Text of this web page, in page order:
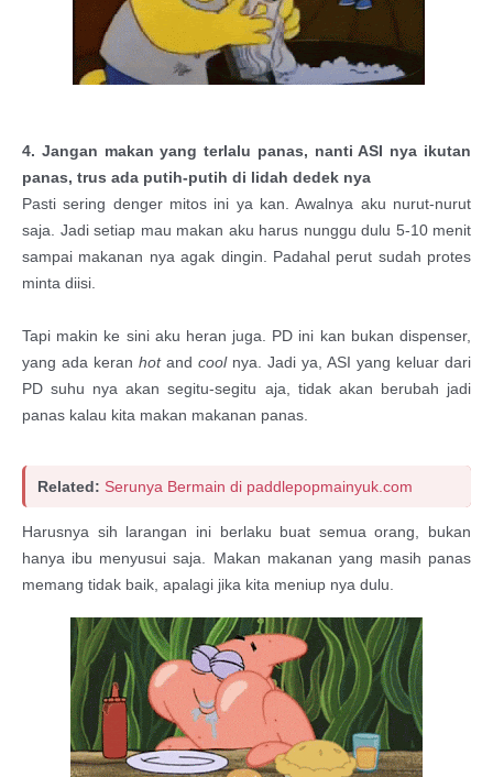
4. Jangan makan yang terlalu panas, nanti ASI nya ikutan
panas, trus ada putih-putih di lidah dedek nya
Pasti sering denger mitos ini ya kan. Awalnya aku nurut-nurut
saja. Jadi setiap mau makan aku harus nunggu dulu 5-10 menit
sampai makanan nya agak dingin. Padahal perut sudah protes
minta diisi.
Tapi makin ke sini aku heran juga. PD ini kan bukan dispenser,
yang ada keran hotand coolnya. Jadi ya, ASI yang keluar dari
PD suhu nya akan segitu-segitu aja, tidak akan berubah jadi
panas kalau kita makan makanan panas.
Related: Serunya Bermain di paddlepopmainyuk.com
Harusnya sih larangan ini berlaku buat semua orang, bukan
hanya ibu menyusui saja. Makan makanan yang masih panas
memang tidak baik, apalagi jika kita meniup nya dulu.